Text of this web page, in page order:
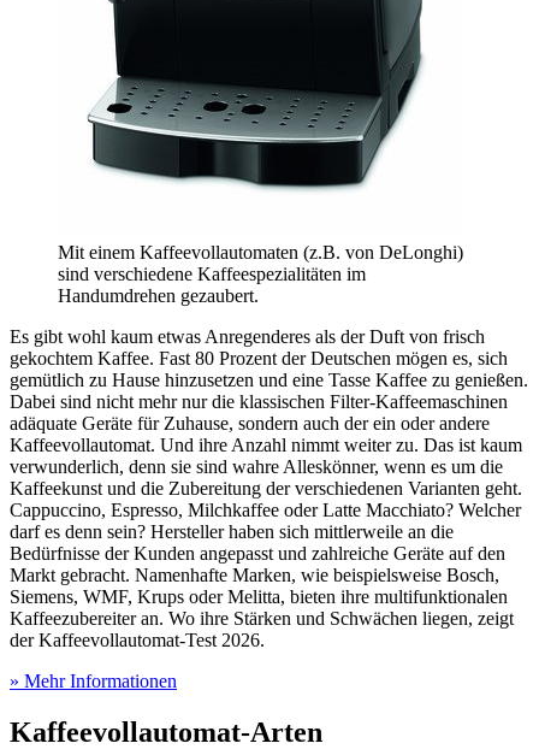
Mit einem Kaffeevollautomaten (z.B. von DeLonghi)
sind verschiedene Kaffeespezialitäten im
Handumdrehen gezaubert.
Es gibt wohl kaum etwas Anregenderes als der Duft von frisch
gekochtem Kaffee. Fast 80 Prozent der Deutschen mögen es, sich
gemütlich zu Hause hinzusetzen und eine Tasse Kaffee zu genießen.
Dabei sind nicht mehr nur die klassischen Filter-Kaffeemaschinen
adäquate Geräte für Zuhause, sondern auch der ein oder andere
Kaffeevollautomat. Und ihre Anzahl nimmt weiter zu. Das ist kaum
verwunderlich, denn sie sind wahre Alleskönner, wenn es um die
Kaffeekunst und die Zubereitung der verschiedenen Varianten geht.
Cappuccino, Espresso, Milchkaffee oder Latte Macchiato? Welcher
darf es denn sein? Hersteller haben sich mittlerweile an die
Bedürfnisse der Kunden angepasst und zahlreiche Geräte auf den
Markt gebracht. Namenhafte Marken, wie beispielsweise Bosch,
Siemens, WMF, Krups oder Melitta, bieten ihre multifunktionalen
Kaffeezubereiter an. Wo ihre Stärken und Schwächen liegen, zeigt
der Kaffeevollautomat-Test 2026.
» Mehr Informationen
Kaffeevollautomat-Arten